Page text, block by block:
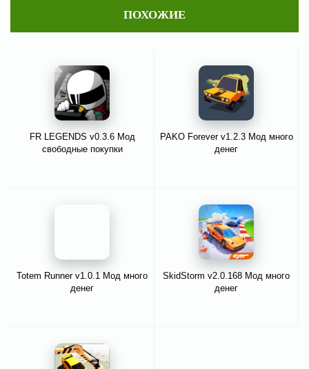
ПОХОЖИЕ
FR LEGENDS v0.3.6 Мод
свободные покупки
PAKO Forever v1.2.3 Мод много
денег
Totem Runner v1.0.1 Мод много
денег
SkidStorm v2.0.168 Мод много
денег